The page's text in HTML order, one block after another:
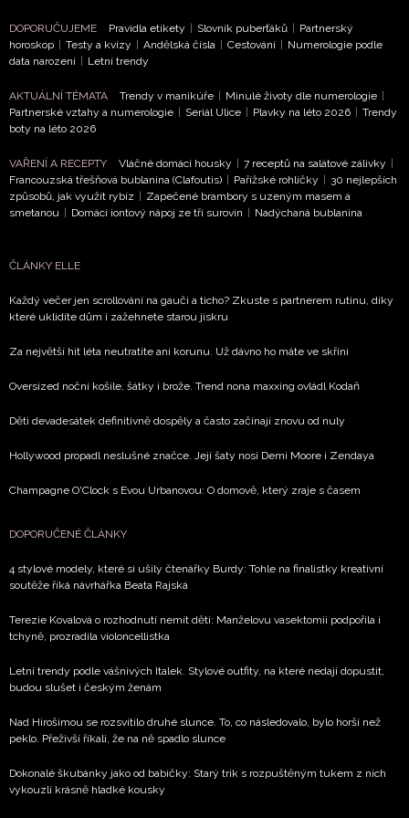
DOPORUČUJEME Pravidla etikety Slovník puberťáků
Partnerský
horoskop
Testy a kvízy Andělská čísla Cestování
Numerologie podle
data narození
Letní trendy
AKTUÁLNÍ TÉMATA Trendy v manikúře Minulé životy dle numerologie
Partnerské vztahy a numerologie
Seriál Ulice Plavky na léto 2026
Trendy
boty na léto 2026
VAŘENÍ A RECEPTY Vláčné domácí housky 7 receptů na salátové zálivky
Francouzská třešňová bublanina (Clafoutis)
Pařížské rohlíčky
30 nejlepších
způsobů, jak využít rybíz
Zapečené brambory s uzeným masem a
smetanou
Domácí iontový nápoj ze tří surovin Nadýchaná bublanina
ČLÁNKY ELLE
Každý večer jen scrollování na gauči a ticho? Zkuste s partnerem rutinu, díky
které uklidíte dům i zažehnete starou jiskru
Za největší hit léta neutratíte ani korunu. Už dávno ho máte ve skříni
Oversized noční košile, šátky i brože. Trend nona maxxing ovládl Kodaň
Děti devadesátek definitivně dospěly a často začínají znovu od nuly
Hollywood propadl neslušné značce. Její šaty nosí Demi Moore i Zendaya
Champagne O'Clock s Evou Urbanovou: O domově, který zraje s časem
DOPORUČENÉ ČLÁNKY
4 stylové modely, které si ušily čtenářky Burdy: Tohle na finalistky kreativní
soutěže říká návrhářka Beata Rajská
Terezie Kovalová o rozhodnutí nemít děti: Manželovu vasektomii podpořila i
tchyně, prozradila violoncellistka
Letní trendy podle vášnivých Italek. Stylové outfity, na které nedají dopustit,
budou slušet i českým ženám
Nad Hirošimou se rozsvítilo druhé slunce. To, co následovalo, bylo horší než
peklo. Přeživší říkali, že na ně spadlo slunce
Dokonalé škubánky jako od babičky: Starý trik s rozpuštěným tukem z nich
vykouzlí krásně hladké kousky